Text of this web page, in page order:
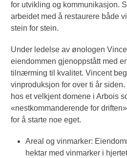
for utvikling og kommunikasjon.
arbeidet med å restaurere både
stein for stein.
Under ledelse av ønologen
eiendommen gjenoppstått med
tilnærming til kvalitet. Vincent
vinproduksjon for over ti år
hos et velkjent domene i Arbois
«nestkommanderende for
for å starte noe eget.
Areal og vinmarker:
hektar med vinmarker i